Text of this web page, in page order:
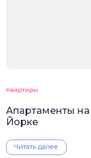
Квартиры
Апартаменты
Йорке
Читать далее